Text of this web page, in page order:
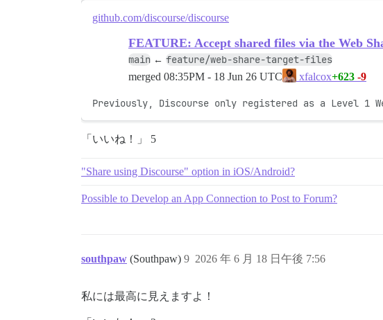
github.com/discourse/discourse
FEATURE: Accept shared files via the Web
main ← feature/web-share-target-files
merged 08:35PM - 18 Jun 26 UTC xfalcox+623 -9
Previously, Discourse only registered as a Level 1
「いいね！」 5
"Share using Discourse" option in iOS/Android?
Possible to Develop an App Connection to Post to Forum?
southpaw (Southpaw) 2026 年 6 月 18 日午後 7:56
9
私には最高に見えますよ！